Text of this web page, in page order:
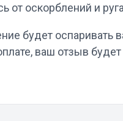
оскорблений и
будет
ваш отзыв